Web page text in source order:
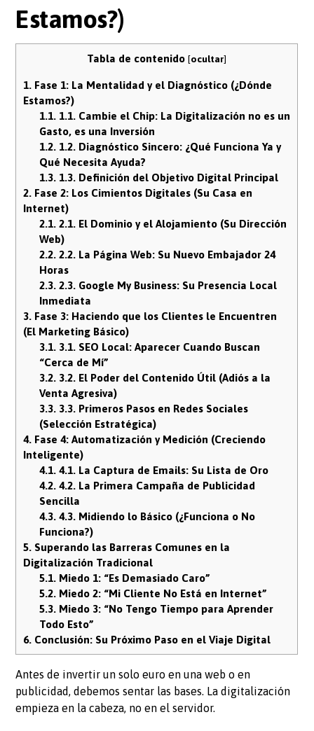
Estamos?)
Tabla de contenido [ocultar]
1. Fase 1: La Mentalidad y el Diagnóstico (¿Dónde
Estamos?)
1.1. 1.1. Cambie el Chip: La Digitalización no es un
Gasto, es una Inversión
1.2. 1.2. Diagnóstico Sincero: ¿Qué Funciona Ya y
Qué Necesita Ayuda?
1.3. 1.3. Definición del Objetivo Digital Principal
2. Fase 2: Los Cimientos Digitales (Su Casa en
Internet)
2.1. 2.1. El Dominio y el Alojamiento (Su Dirección
Web)
2.2. 2.2. La Página Web: Su Nuevo Embajador 24
Horas
2.3. 2.3. Google My Business: Su Presencia Local
Inmediata
3. Fase 3: Haciendo que los Clientes le Encuentren
(El Marketing Básico)
3.1. 3.1. SEO Local: Aparecer Cuando Buscan
“Cerca de Mí”
3.2. 3.2. El Poder del Contenido Útil (Adiós a la
Venta Agresiva)
3.3. 3.3. Primeros Pasos en Redes Sociales
(Selección Estratégica)
4. Fase 4: Automatización y Medición (Creciendo
Inteligente)
4.1. 4.1. La Captura de Emails: Su Lista de Oro
4.2. 4.2. La Primera Campaña de Publicidad
Sencilla
4.3. 4.3. Midiendo lo Básico (¿Funciona o No
Funciona?)
5. Superando las Barreras Comunes en la
Digitalización Tradicional
5.1. Miedo 1: “Es Demasiado Caro”
5.2. Miedo 2: “Mi Cliente No Está en Internet”
5.3. Miedo 3: “No Tengo Tiempo para Aprender
Todo Esto”
6. Conclusión: Su Próximo Paso en el Viaje Digital
Antes de invertir un solo euro en una web o en
publicidad, debemos sentar las bases. La digitalización
empieza en la cabeza, no en el servidor.